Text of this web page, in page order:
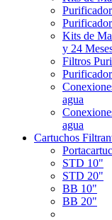
Kits de
y 24
Filtros
agua
agua
Cartuchos
STD 10"
STD 20"
BB 10"
BB 20"